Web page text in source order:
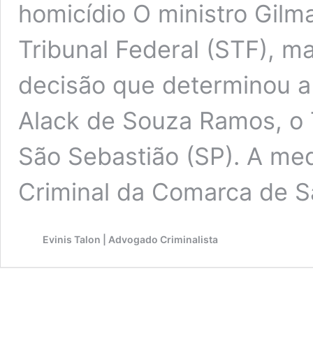
homicídio O ministro
Tribunal Federal (STF),
decisão que determinou
Alack de Souza Ramos,
São Sebastião (SP). A
Criminal da Comarca de
Evinis Talon | Advogado Criminalista